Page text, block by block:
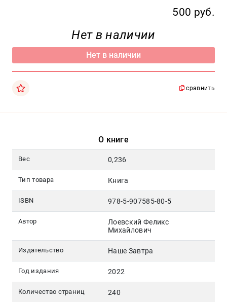
500 руб.
Нет в наличии
Нет в наличии
сравнить
О книге
Вес 0,236
Тип товара Книга
ISBN 978-5-907585-80-5
Автор
Лоевский Феликс
Михайлович
Издательство Наше Завтра
Год издания 2022
Количество страниц 240